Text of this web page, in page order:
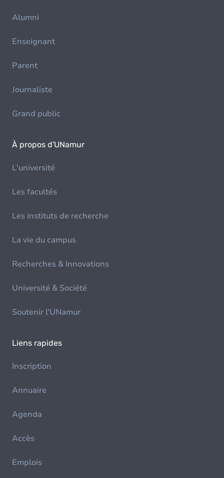
Alumni
Enseignant
Parent
Journaliste
Grand public
À propos d'UNamur
L'université
Les facultés
Les instituts de recherche
La vie du campus
Recherches & Innovations
Université & Société
Soutenir l'UNamur
Liens rapides
Inscription
Annuaire
Agenda
Accès
Emplois